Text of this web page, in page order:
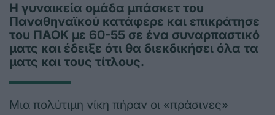
Η γυναικεία ομάδα μπάσκετ του
Παναθηναϊκού κατάφερε και επικράτησε
του ΠΑΟΚ με 60-55 σε ένα συναρπαστικό
ματς και έδειξε ότι θα διεκδικήσει όλα τα
ματς και τους τίτλους.
Μια πολύτιμη νίκη πήραν οι «πράσινες»